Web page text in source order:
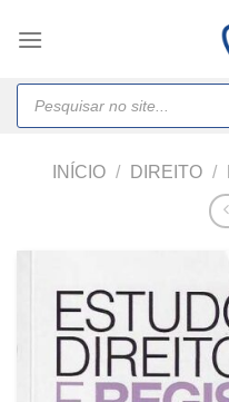
Products
search
INÍCIO / DIREITO /